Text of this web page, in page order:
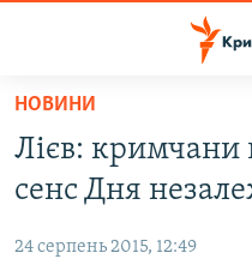
Перейти
основного
матеріалу
до
ВОДА.КРИМ
ПОЛІТИКА
НОВИНИ
Лієв: кримчани
сенс Дня
24 серпень 2015, 12:49